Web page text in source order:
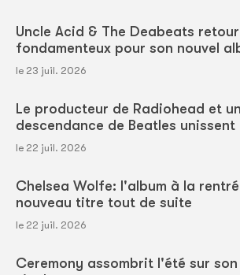
Uncle Acid & The Deabeats
fondamenteux pour son nouvel
le 23 juil. 2026
Le producteur de Radiohead et
descendance de Beatles
le 22 juil. 2026
Chelsea Wolfe: l'album à la
nouveau titre tout de suite
le 22 juil. 2026
Ceremony assombrit l'été sur son